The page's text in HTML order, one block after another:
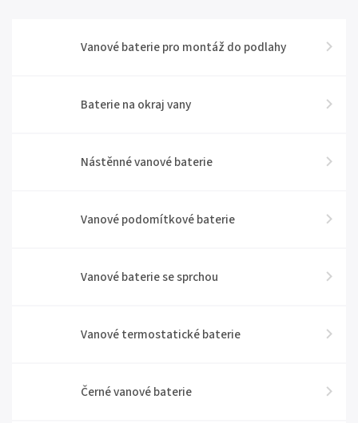
Vanové baterie pro montáž do podlahy
Baterie na okraj vany
Nástěnné vanové baterie
Vanové podomítkové baterie
Vanové baterie se sprchou
Vanové termostatické baterie
Černé vanové baterie